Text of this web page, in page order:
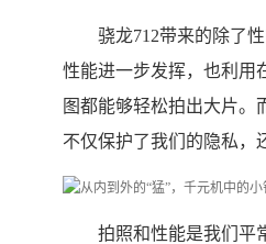
骁龙712带来的除了
性能进一步发挥，也利用
图都能够轻松拍出大片。
不仅保护了我们的隐私，
拍照和性能是我们平